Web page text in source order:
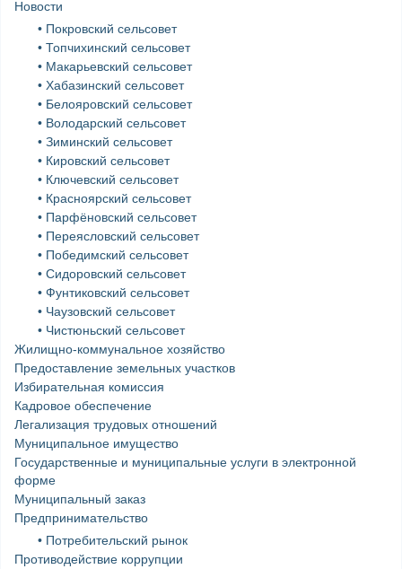
Новости
• Покровский сельсовет
• Топчихинский сельсовет
• Макарьевский сельсовет
• Хабазинский сельсовет
• Белояровский сельсовет
• Володарский сельсовет
• Зиминский сельсовет
• Кировский сельсовет
• Ключевский сельсовет
• Красноярский сельсовет
• Парфёновский сельсовет
• Переясловский сельсовет
• Победимский сельсовет
• Сидоровский сельсовет
• Фунтиковский сельсовет
• Чаузовский сельсовет
• Чистюньский сельсовет
Жилищно-коммунальное хозяйство
Предоставление земельных участков
Избирательная комиссия
Кадровое обеспечение
Легализация трудовых отношений
Муниципальное имущество
Государственные и муниципальные услуги в электронной
форме
Муниципальный заказ
Предпринимательство
• Потребительский рынок
Противодействие коррупции